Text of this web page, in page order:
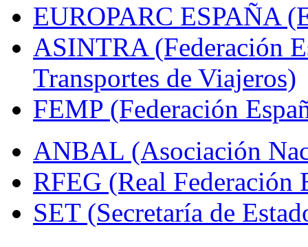
EUROPARC ESPAÑA
ASINTRA (Federación
Transportes de Viajeros)
FEMP (Federación
ANBAL (Asociación
RFEG (Real Federación
SET (Secretaría de